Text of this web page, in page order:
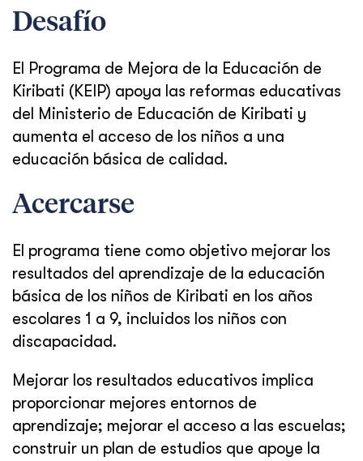
Desafío
El Programa de Mejora de la Educación de
Kiribati (KEIP) apoya las reformas educativas
del Ministerio de Educación de Kiribati y
aumenta el acceso de los niños a una
educación básica de calidad.
Acercarse
El programa tiene como objetivo mejorar los
resultados del aprendizaje de la educación
básica de los niños de Kiribati en los años
escolares 1 a 9, incluidos los niños con
discapacidad.
Mejorar los resultados educativos implica
proporcionar mejores entornos de
aprendizaje; mejorar el acceso a las escuelas;
construir un plan de estudios que apoye la